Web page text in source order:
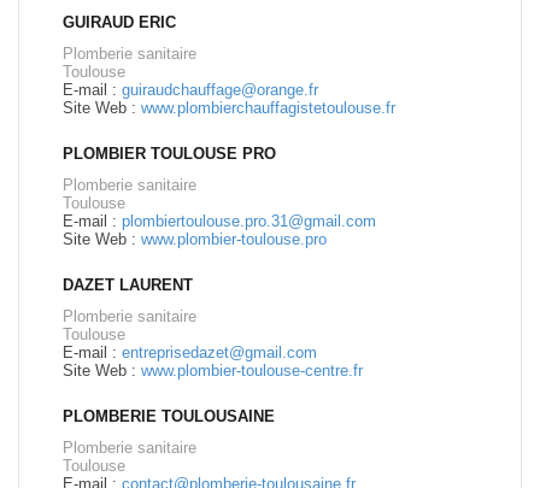
GUIRAUD ERIC
Plomberie sanitaire
Toulouse
E-mail : guiraudchauffage@orange.fr
Site Web : www.plombierchauffagistetoulouse.fr
PLOMBIER TOULOUSE PRO
Plomberie sanitaire
Toulouse
E-mail : plombiertoulouse.pro.31@gmail.com
Site Web : www.plombier-toulouse.pro
DAZET LAURENT
Plomberie sanitaire
Toulouse
E-mail : entreprisedazet@gmail.com
Site Web : www.plombier-toulouse-centre.fr
PLOMBERIE TOULOUSAINE
Plomberie sanitaire
Toulouse
E-mail : contact@plomberie-toulousaine.fr